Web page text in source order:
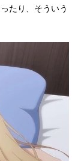
たり、そういう